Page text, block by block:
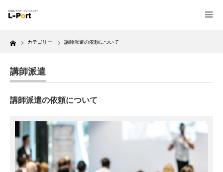
Home カテゴリー 講師派遣の依頼について
講師派遣
講師派遣の依頼について